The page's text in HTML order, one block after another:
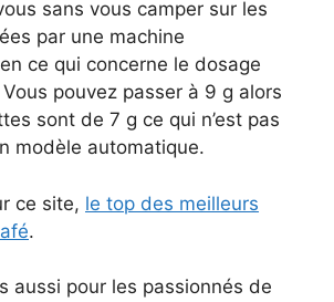
sans vous camper sur les
par une machine
ce qui concerne le dosage
pouvez passer à 9 g alors
sont de 7 g ce qui n’est pas
modèle automatique.
ce site, le top des meilleurs
.
aussi pour les passionnés de